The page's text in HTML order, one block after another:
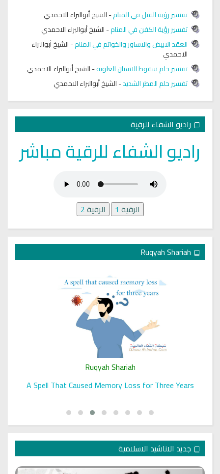
تفسير رؤية القتل في المنام-الشيخ أبوالبراء الاحمدي
تفسير رؤية الكفن في المنام-الشيخ أبوالبراء الاحمدي
العقد الابيض والاساور والخواتم في المنام-الشيخ أبوالبراء
الاحمدي
تفسير حلم سقوط الاسنان العلوية-الشيخ أبوالبراء الاحمدي
تفسير حلم المطر الشديد-الشيخ أبوالبراء الاحمدي
راديو الشفاء للرقية
راديو الشفاء للرقية مباشر
الرقية 1 الرقية2
Ruqyah Shariah
A Spell That Caused Memory Loss for Three Years
جديد الاناشيد الاسلامية